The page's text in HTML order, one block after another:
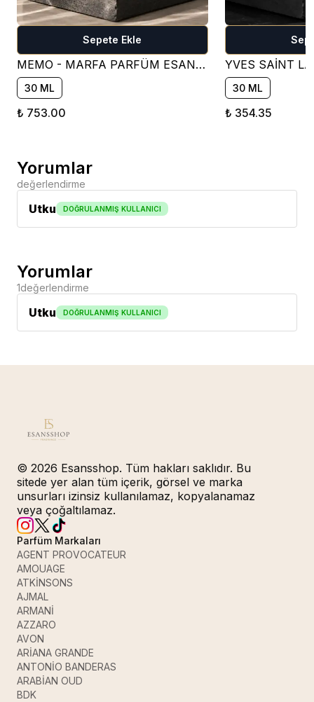
Sepete Ekle
MEMO - MARFA PARFÜM ESANSI ( ÇİÇEKSİ )
30 ML
₺ 753.00
30 ML
₺ 354.35
Yorumlar
değerlendirme
Utku DOĞRULANMIŞ KULLANICI
Yorumlar
1değerlendirme
Utku DOĞRULANMIŞ KULLANICI
© 2026 Esansshop. Tüm hakları saklıdır. Bu
sitede yer alan tüm içerik, görsel ve marka
unsurları izinsiz kullanılamaz, kopyalanamaz
veya çoğaltılamaz.
Parfüm Markaları
AGENT PROVOCATEUR
AMOUAGE
ATKİNSONS
AJMAL
ARMANİ
AZZARO
AVON
ARİANA GRANDE
ANTONİO BANDERAS
ARABİAN OUD
BDK